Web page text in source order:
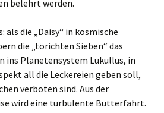
belehrt werden.
als die „Daisy“ in kosmische
die „törichten Sieben“ das
ins Planetensystem Lukullus, in
all die Leckereien geben soll,
verboten sind. Aus der
wird eine turbulente Butterfahrt.